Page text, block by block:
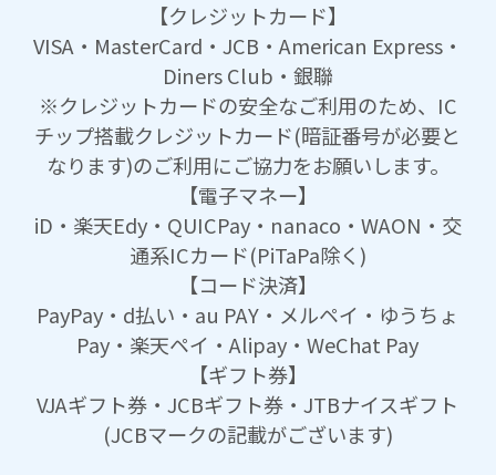
【クレジットカード】
VISA・MasterCard・JCB・American Express・
Diners Club・銀聯
※クレジットカードの安全なご利用のため、IC
チップ搭載クレジットカード(暗証番号が必要と
なります)のご利用にご協力をお願いします。
【電子マネー】
iD・楽天Edy・QUICPay・nanaco・WAON・交
通系ICカード(PiTaPa除く)
【コード決済】
PayPay・d払い・au PAY・メルペイ・ゆうちょ
Pay・楽天ペイ・Alipay・WeChat Pay
【ギフト券】
VJAギフト券・JCBギフト券・JTBナイスギフト
(JCBマークの記載がございます)